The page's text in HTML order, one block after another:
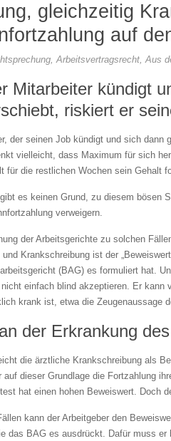
gleichzeitig
auf
,Arbeitsvertragsrecht,Aus
Mitarbeiter kündigt
riskiert er
der seinen Job kündigt und sich
vielleicht, dass Maximum für sich
für die restlichen Wochen sein Gehalt
es keinen Grund, zu diesem bösen
verweigern.
der Arbeitsgerichte zu solchen
und Krankschreibung ist der
(BAG) es formuliert hat.
einfach blind akzeptieren. Er kann
krank ist, etwa die Zeugenaussage
der Erkrankung
die ärztliche Krankschreibung als
auf dieser Grundlage die Fortzahlung
hat einen hohen Beweiswert. Doch
kann der Arbeitgeber den
das BAG es ausdrückt. Dafür muss